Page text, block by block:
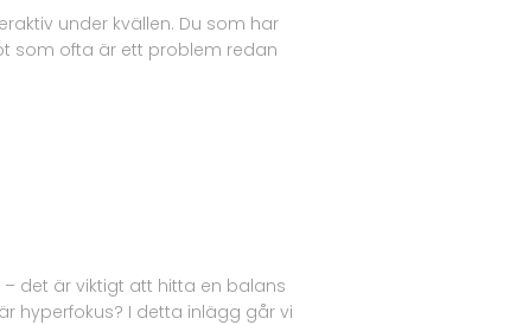
under kvällen. Du som har
som ofta är ett problem redan
det är viktigt att hitta en balans
hyperfokus? I detta inlägg går vi